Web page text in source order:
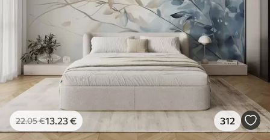
22.05€13 .23€ 312